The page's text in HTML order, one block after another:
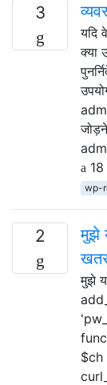
3
यदि
क्या
18
wp-
2
मुझे
मुझे
$ch